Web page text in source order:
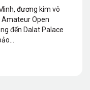
đương kim vô
Open
đến Dalat Palace